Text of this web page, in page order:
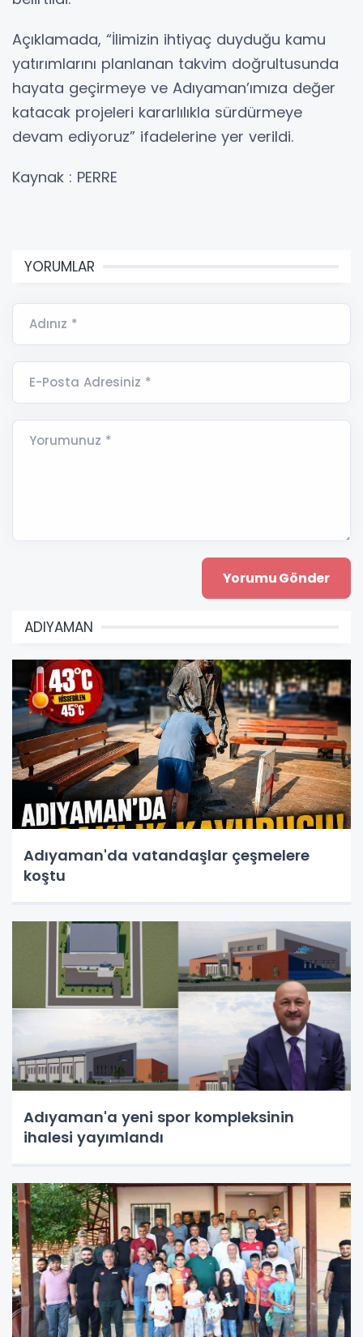
Açıklamada, “İlimizin ihtiyaç duyduğu kamu
yatırımlarını planlanan takvim doğrultusunda
hayata geçirmeye ve Adıyaman’ımıza değer
katacak projeleri kararlılıkla sürdürmeye
devam ediyoruz” ifadelerine yer verildi.
Kaynak : PERRE
YORUMLAR
Adınız *
E-Posta Adresiniz *
Yorumunuz *
ADIYAMAN
Adıyaman'da vatandaşlar çeşmelere
koştu
Adıyaman'a yeni spor kompleksinin
ihalesi yayımlandı